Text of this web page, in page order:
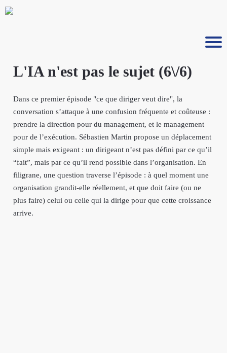
L'IA n'est pas le sujet (6\/6)
Dans ce premier épisode "ce que diriger veut dire", la
conversation s’attaque à une confusion fréquente et coûteuse :
prendre la direction pour du management, et le management
pour de l’exécution. Sébastien Martin propose un déplacement
simple mais exigeant : un dirigeant n’est pas défini par ce qu’il
“fait”, mais par ce qu’il rend possible dans l’organisation. En
filigrane, une question traverse l’épisode : à quel moment une
organisation grandit-elle réellement, et que doit faire (ou ne
plus faire) celui ou celle qui la dirige pour que cette croissance
arrive.